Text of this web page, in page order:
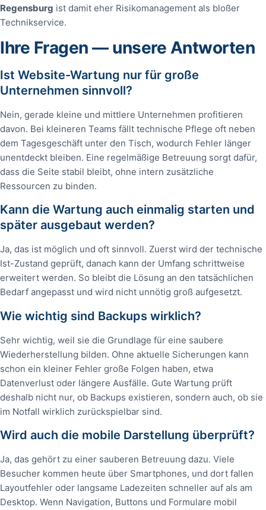
Regensburg ist damit eher Risikomanagement als bloßer
Technikservice.
Ihre Fragen — unsere Antworten
Ist Website-Wartung nur für große
Unternehmen sinnvoll?
Nein, gerade kleine und mittlere Unternehmen profitieren
davon. Bei kleineren Teams fällt technische Pflege oft neben
dem Tagesgeschäft unter den Tisch, wodurch Fehler länger
unentdeckt bleiben. Eine regelmäßige Betreuung sorgt dafür,
dass die Seite stabil bleibt, ohne intern zusätzliche
Ressourcen zu binden.
Kann die Wartung auch einmalig starten und
später ausgebaut werden?
Ja, das ist möglich und oft sinnvoll. Zuerst wird der technische
Ist-Zustand geprüft, danach kann der Umfang schrittweise
erweitert werden. So bleibt die Lösung an den tatsächlichen
Bedarf angepasst und wird nicht unnötig groß aufgesetzt.
Wie wichtig sind Backups wirklich?
Sehr wichtig, weil sie die Grundlage für eine saubere
Wiederherstellung bilden. Ohne aktuelle Sicherungen kann
schon ein kleiner Fehler große Folgen haben, etwa
Datenverlust oder längere Ausfälle. Gute Wartung prüft
deshalb nicht nur, ob Backups existieren, sondern auch, ob sie
im Notfall wirklich zurückspielbar sind.
Wird auch die mobile Darstellung überprüft?
Ja, das gehört zu einer sauberen Betreuung dazu. Viele
Besucher kommen heute über Smartphones, und dort fallen
Layoutfehler oder langsame Ladezeiten schneller auf als am
Desktop. Wenn Navigation, Buttons und Formulare mobil